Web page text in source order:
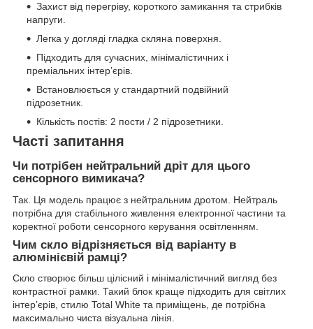
Захист від перегріву, короткого замикання та стрибків
напруги.
Легка у догляді гладка скляна поверхня.
Підходить для сучасних, мінімалістичних і
преміальних інтер’єрів.
Встановлюється у стандартний подвійний
підрозетник.
Кількість постів: 2 пости / 2 підрозетники.
Часті запитання
Чи потрібен нейтральний дріт для цього
сенсорного вимикача?
Так. Ця модель працює з нейтральним дротом. Нейтраль
потрібна для стабільного живлення електронної частини та
коректної роботи сенсорного керування освітленням.
Чим скло відрізняється від варіанту в
алюмінієвій рамці?
Скло створює більш цілісний і мінімалістичний вигляд без
контрастної рамки. Такий блок краще підходить для світлих
інтер’єрів, стилю Total White та приміщень, де потрібна
максимально чиста візуальна лінія.